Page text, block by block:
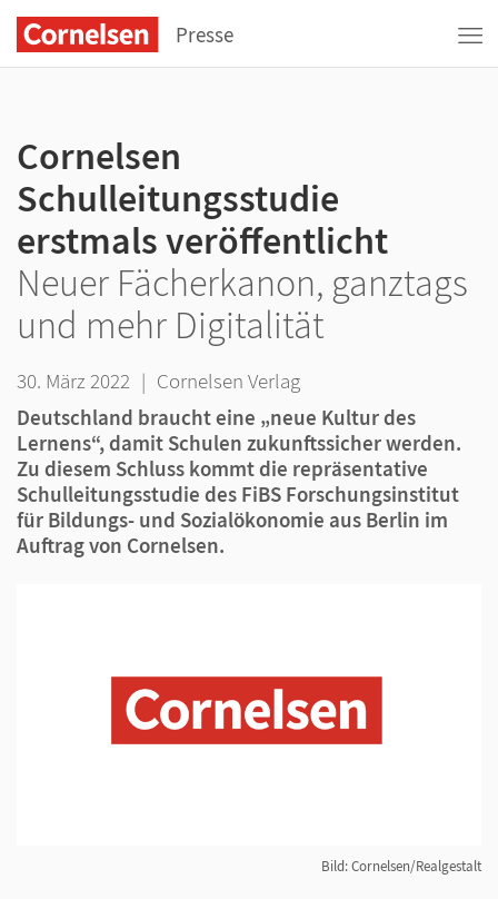
Presse
Cornelsen
Schulleitungsstudie
erstmals veröffentlicht
Neuer Fächerkanon, ganztags
und mehr Digitalität
30. März 2022 | Cornelsen Verlag
Deutschland braucht eine „neue Kultur des
Lernens“, damit Schulen zukunftssicher werden.
Zu diesem Schluss kommt die repräsentative
Schulleitungsstudie des FiBS Forschungsinstitut
für Bildungs- und Sozialökonomie aus Berlin im
Auftrag von Cornelsen.
Bild: Cornelsen/Realgestalt